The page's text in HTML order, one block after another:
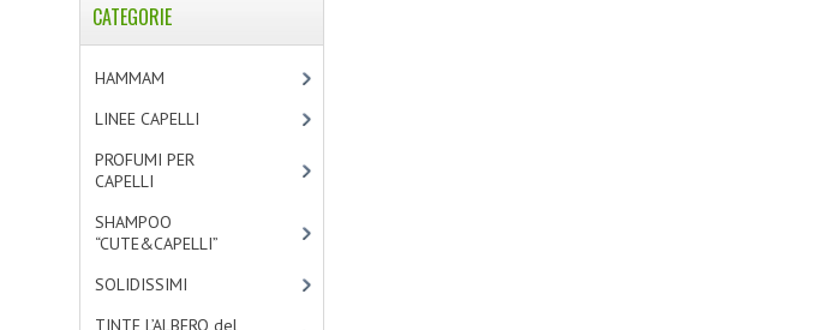
CATEGORIE
HAMMAM
LINEE CAPELLI
PROFUMI PER
CAPELLI
SHAMPOO
“CUTE&CAPELLI”
SOLIDISSIMI
TINTE L’ALBERO del